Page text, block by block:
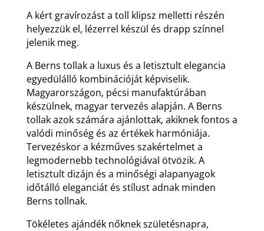
A kért gravírozást a toll klipsz melletti részén
helyezzük el, lézerrel készül és drapp színnel
jelenik meg.
A Berns tollak a luxus és a letisztult elegancia
egyedülálló kombinációját képviselik.
Magyarországon, pécsi manufaktúrában
készülnek, magyar tervezés alapján. A Berns
tollak azok számára ajánlottak, akiknek fontos a
valódi minőség és az értékek harmóniája.
Tervezéskor a kézműves szakértelmet a
legmodernebb technológiával ötvözik. A
letisztult dizájn és a minőségi alapanyagok
időtálló eleganciát és stílust adnak minden
Berns tollnak.
Tökéletes ajándék nőknek születésnapra,